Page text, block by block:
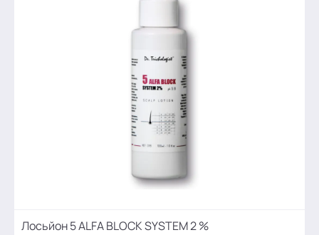
Лосьйон 5 ALFA BLOCK SYSTEM 2 %